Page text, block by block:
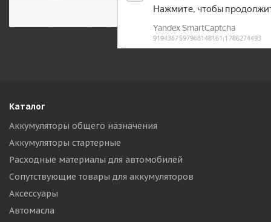
Каталог
Аккумуляторы общего назначения
Аккумуляторы стартерные
Расходные материалы для автомобилей
Сопутствующие товары для аккумуляторов
Аксессуары
Автомасла